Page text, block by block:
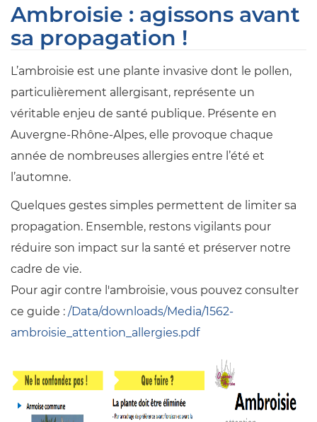
Ambroisie : agissons avant
sa propagation !
L’ambroisie est une plante invasive dont le pollen,
particulièrement allergisant, représente un
véritable enjeu de santé publique. Présente en
Auvergne-Rhône-Alpes, elle provoque chaque
année de nombreuses allergies entre l’été et
l’automne.
Quelques gestes simples permettent de limiter sa
propagation. Ensemble, restons vigilants pour
réduire son impact sur la santé et préserver notre
cadre de vie.
Pour agir contre l'ambroisie, vous pouvez consulter
ce guide : /Data/downloads/Media/1562-
ambroisie_attention_allergies.pdf